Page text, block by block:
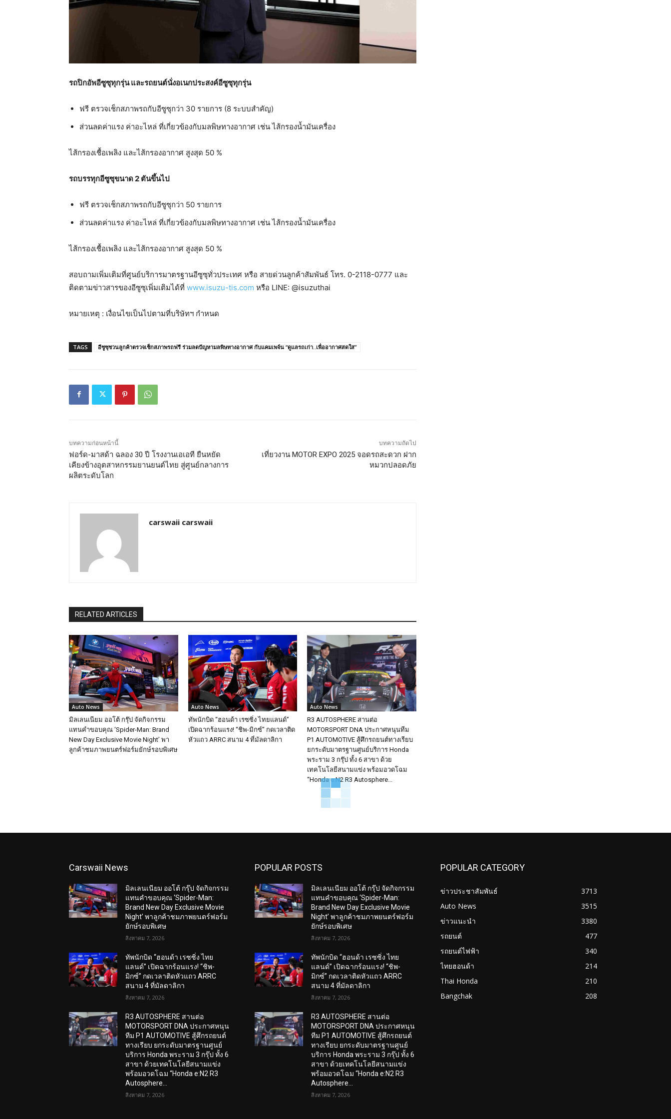
รถปิกอัพอีซูซุทุกรุ่น และรถยนต์นั่งอเนกประสงค์อีซูซุทุกรุ่น
ฟรี ตรวจเช็กสภาพรถกับอีซูซุกว่า 30 รายการ (8 ระบบสำคัญ)
ส่วนลดค่าแรง ค่าอะไหล่ ที่เกี่ยวข้องกับมลพิษทางอากาศ เช่น ไส้กรองน้ำมันเครื่อง
ไส้กรองเชื้อเพลิง และไส้กรองอากาศ สูงสุด 50 %
รถบรรทุกอีซูซุขนาด2 ตันขึ้นไป
ฟรี ตรวจเช็กสภาพรถกับอีซูซุกว่า 50 รายการ
ส่วนลดค่าแรง ค่าอะไหล่ ที่เกี่ยวข้องกับมลพิษทางอากาศ เช่น ไส้กรองน้ำมันเครื่อง
ไส้กรองเชื้อเพลิง และไส้กรองอากาศ สูงสุด 50 %
สอบถามเพิ่มเติมที่ศูนย์บริการมาตรฐานอีซูซุทั่วประเทศ หรือ สายด่วนลูกค้าสัมพันธ์ โทร. 0-2118-0777 และ
ติดตามข่าวสารของอีซูซุเพิ่มเติมได้ที่ www.isuzu-tis.com หรือ LINE: @isuzuthai
หมายเหตุ : เงื่อนไขเป็นไปตามที่บริษัทฯ กำหนด
TAGS อีซูซุชวนลูกค้าตรวจเช็กสภาพรถฟรี ร่วมลดปัญหามลพิษทางอากาศ กับแคมเพจ์น “ดูแลรถเก่า..เพื่ออากาศสดใส”
บทความก่อนหน้านี้
ฟอร์ด-มาสด้า ฉลอง 30 ปี โรงงานเอเอที ยืนหยัด
เคียงข้างอุตสาหกรรมยานยนต์ไทย สู่ศูนย์กลางการ
ผลิตระดับโลก
บทความถัดไป
เที่ยวงาน MOTOR EXPO 2025 จอดรถสะดวก ฝาก
หมวกปลอดภัย
carswaii carswaii
RELATED ARTICLES
Auto News
มิลเลนเนียม ออโต้ กรุ๊ป จัดกิจกรรม
แทนคำขอบคุณ ‘Spider-Man: Brand
New Day Exclusive Movie Night’ พา
ลูกค้าชมภาพยนตร์ฟอร์มยักษ์รอบพิเศษ
Auto News
ทัพนักบิด “ฮอนด้า เรซซิ่ง ไทยแลนด์”
เปิดฉากร้อนแรง! “ชิพ-มิกซ์” กดเวลาติด
หัวแถว ARRC สนาม 4 ที่มัลดาลิกา
Auto News
R3 AUTOSPHERE สานต่อ
MOTORSPORT DNA ประกาศหนุนทีม
P1 AUTOMOTIVE สู้ศึกรถยนต์ทางเรียบ
ยกระดับมาตรฐานศูนย์บริการ Honda
พระราม 3 กรุ๊ป ทั้ง 6 สาขา ด้วย
เทคโนโลยีสนามแข่ง พร้อมอวดโฉม
“Honda e:N2 R3 Autosphere...
Carswaii News
มิลเลนเนียม ออโต้ กรุ๊ป จัดกิจกรรม
แทนคำขอบคุณ ‘Spider-Man:
Brand New Day Exclusive Movie
Night’ พาลูกค้าชมภาพยนตร์ฟอร์ม
ยักษ์รอบพิเศษ
สิงหาคม 7, 2026
ทัพนักบิด “ฮอนด้า เรซซิ่ง ไทย
แลนด์” เปิดฉากร้อนแรง! “ชิพ-
มิกซ์” กดเวลาติดหัวแถว ARRC
สนาม 4 ที่มัลดาลิกา
สิงหาคม 7, 2026
R3 AUTOSPHERE สานต่อ
MOTORSPORT DNA ประกาศหนุน
ทีม P1 AUTOMOTIVE สู้ศึกรถยนต์
ทางเรียบ ยกระดับมาตรฐานศูนย์
บริการ Honda พระราม 3 กรุ๊ป ทั้ง 6
สาขา ด้วยเทคโนโลยีสนามแข่ง
พร้อมอวดโฉม “Honda e:N2 R3
Autosphere...
สิงหาคม 7, 2026
POPULAR POSTS
มิลเลนเนียม ออโต้ กรุ๊ป จัดกิจกรรม
แทนคำขอบคุณ ‘Spider-Man:
Brand New Day Exclusive Movie
Night’ พาลูกค้าชมภาพยนตร์ฟอร์ม
ยักษ์รอบพิเศษ
สิงหาคม 7, 2026
ทัพนักบิด “ฮอนด้า เรซซิ่ง ไทย
แลนด์” เปิดฉากร้อนแรง! “ชิพ-
มิกซ์” กดเวลาติดหัวแถว ARRC
สนาม 4 ที่มัลดาลิกา
สิงหาคม 7, 2026
R3 AUTOSPHERE สานต่อ
MOTORSPORT DNA ประกาศหนุน
ทีม P1 AUTOMOTIVE สู้ศึกรถยนต์
ทางเรียบ ยกระดับมาตรฐานศูนย์
บริการ Honda พระราม 3 กรุ๊ป ทั้ง 6
สาขา ด้วยเทคโนโลยีสนามแข่ง
พร้อมอวดโฉม “Honda e:N2 R3
Autosphere...
สิงหาคม 7, 2026
POPULAR CATEGORY
ข่าวประชาสัมพันธ์
3713
Auto News
3515
ข่าวแนะนำ
3380
รถยนต์
477
รถยนต์ไฟฟ้า
340
ไทยฮอนด้า
214
Thai Honda
210
Bangchak
208